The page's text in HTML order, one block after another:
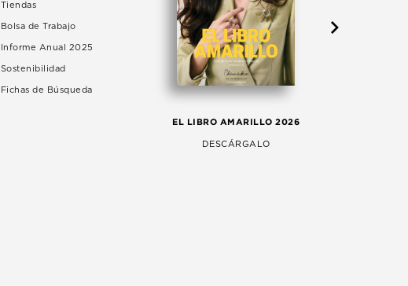
Tiendas
Bolsa de Trabajo
Informe Anual 2025
Sostenibilidad
Fichas de Búsqueda
EL LIBRO AMARILLO 2026
DESCÁRGALO